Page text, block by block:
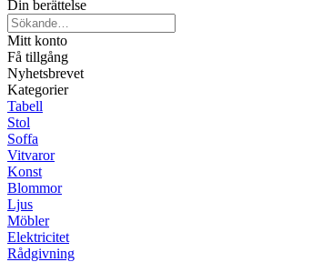
Din berättelse
Mitt konto
Få tillgång
Nyhetsbrevet
Kategorier
Tabell
Stol
Soffa
Vitvaror
Konst
Blommor
Ljus
Möbler
Elektricitet
Rådgivning